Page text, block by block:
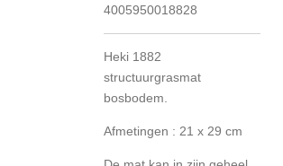
4005950018828
Heki 1882
structuurgrasmat
bosbodem.
Afmetingen : 21 x 29 cm